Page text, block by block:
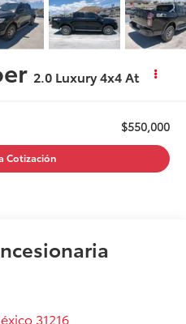
2.0 Luxury 4x4 At
$550,000
Cotización
31216